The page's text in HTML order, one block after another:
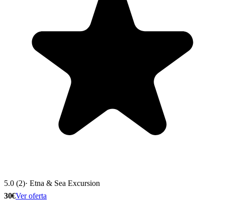
5.0 (2)· Etna & Sea Excursion
30€Ver oferta